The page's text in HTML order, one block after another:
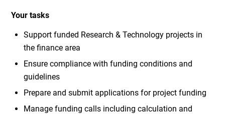
Your tasks
Support funded Research & Technology projects in
the finance area
Ensure compliance with funding conditions and
guidelines
Prepare and submit applications for project funding
Manage funding calls including calculation and